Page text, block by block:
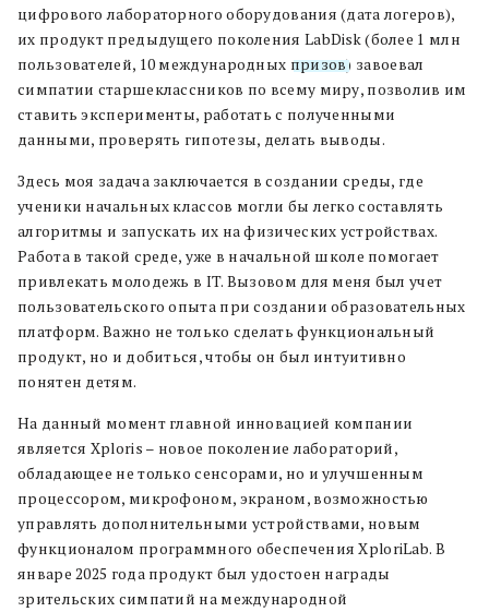
цифрового лабораторного оборудования (дата логеров),
их продукт предыдущего поколения LabDisk (более 1 млн
пользователей, 10 международных призов) завоевал
симпатии старшеклассников по всему миру, позволив им
ставить эксперименты, работать с полученными
данными, проверять гипотезы, делать выводы.
Здесь моя задача заключается в создании среды, где
ученики начальных классов могли бы легко составлять
алгоритмы и запускать их на физических устройствах.
Работа в такой среде, уже в начальной школе помогает
привлекать молодежь в IT. Вызовом для меня был учет
пользовательского опыта при создании образовательных
платформ. Важно не только сделать функциональный
продукт, но и добиться, чтобы он был интуитивно
понятен детям.
На данный момент главной инновацией компании
является Xploris – новое поколение лабораторий,
обладающее не только сенсорами, но и улучшенным
процессором, микрофоном, экраном, возможностью
управлять дополнительными устройствами, новым
функционалом программного обеспечения XploriLab. В
январе 2025 года продукт был удостоен награды
зрительских симпатий на международной